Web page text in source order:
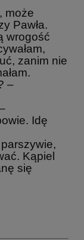
Pawła.
wrogość
zanim nie
–
Idę
Kąpiel
się